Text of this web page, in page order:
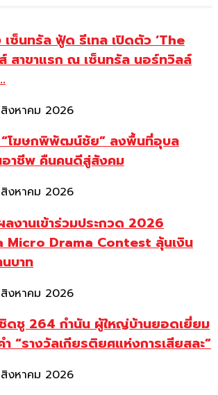
เซ็นทรัล ฟู้ด รีเทล เปิดตัว ‘The
สาขาแรก ณ เซ็นทรัล นอร์ทวิลล์
งหาคม 2026
“โฆษกพิพัฒน์ชัย” ลงพื้นที่อุบล
อาชีพ คืนคนดีสู่สังคม
งหาคม 2026
งานเข้าร่วมประกวด 2026
Micro Drama Contest ลุ้นเงิน
บาท
งหาคม 2026
ดชู 264 กำนัน ผู้ใหญ่บ้านยอดเยี่ยม
“รางวัลเกียรติยศแห่งการเสียสละ”
งหาคม 2026